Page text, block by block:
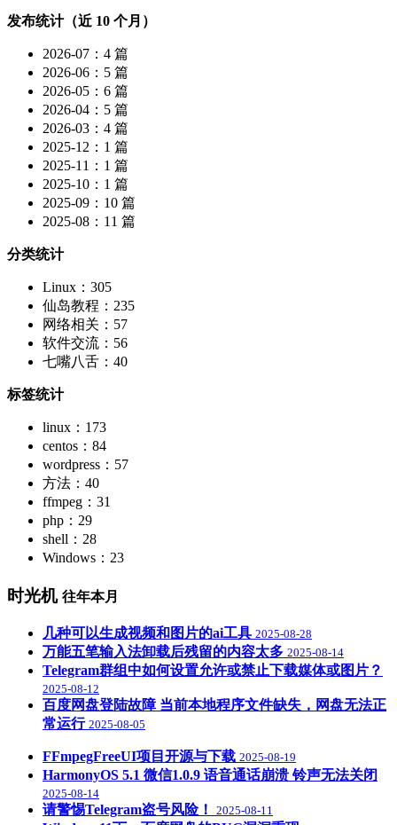
发布统计（近 10 个月）
2026-07：4 篇
2026-06：5 篇
2026-05：6 篇
2026-04：5 篇
2026-03：4 篇
2025-12：1 篇
2025-11：1 篇
2025-10：1 篇
2025-09：10 篇
2025-08：11 篇
分类统计
Linux：305
仙岛教程：235
网络相关：57
软件交流：56
七嘴八舌：40
标签统计
linux：173
centos：84
wordpress：57
方法：40
ffmpeg：31
php：29
shell：28
Windows：23
时光机 往年本月
几种可以生成视频和图片的ai工具 2025-08-28
万能五笔输入法卸载后残留的内容太多 2025-08-14
Telegram群组中如何设置允许或禁止下载媒体或图片？
2025-08-12
百度网盘登陆故障 当前本地程序文件缺失，网盘无法正
常运行 2025-08-05
FFmpegFreeUI项目开源与下载 2025-08-19
HarmonyOS 5.1 微信1.0.9 语音通话崩溃 铃声无法关闭
2025-08-14
请警惕Telegram盗号风险！ 2025-08-11